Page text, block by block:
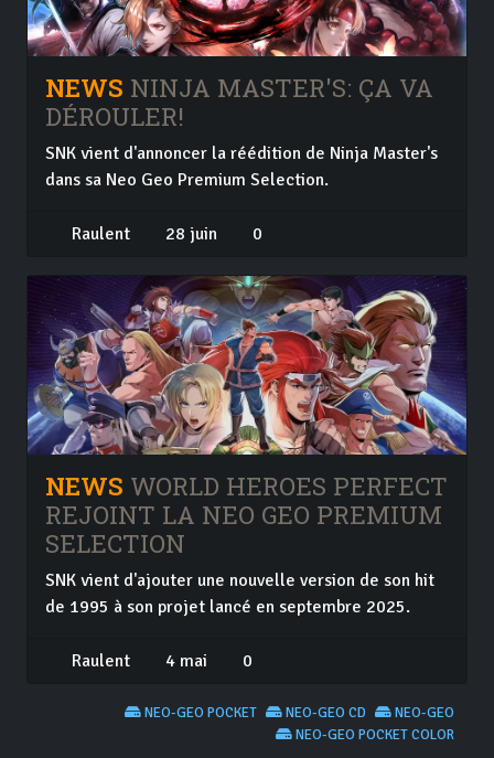
NEWS NINJA MASTER'S: ÇA VA
DÉROULER!
SNK vient d'annoncer la réédition de Ninja Master's
dans sa Neo Geo Premium Selection.
Raulent 28 juin 0
NEWS WORLD HEROES PERFECT
REJOINT LA NEO GEO PREMIUM
SELECTION
SNK vient d'ajouter une nouvelle version de son hit
de 1995 à son projet lancé en septembre 2025.
Raulent 4 mai 0
NEO-GEO
NEO-GEO CD
NEO-GEO POCKET
NEO-GEO POCKET COLOR